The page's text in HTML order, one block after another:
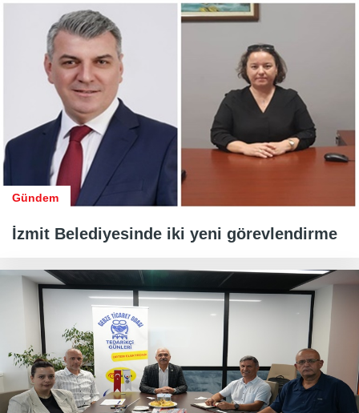
Gündem
İzmit Belediyesinde iki yeni görevlendirme